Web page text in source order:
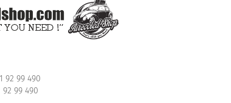
92 99 490
92 99 490